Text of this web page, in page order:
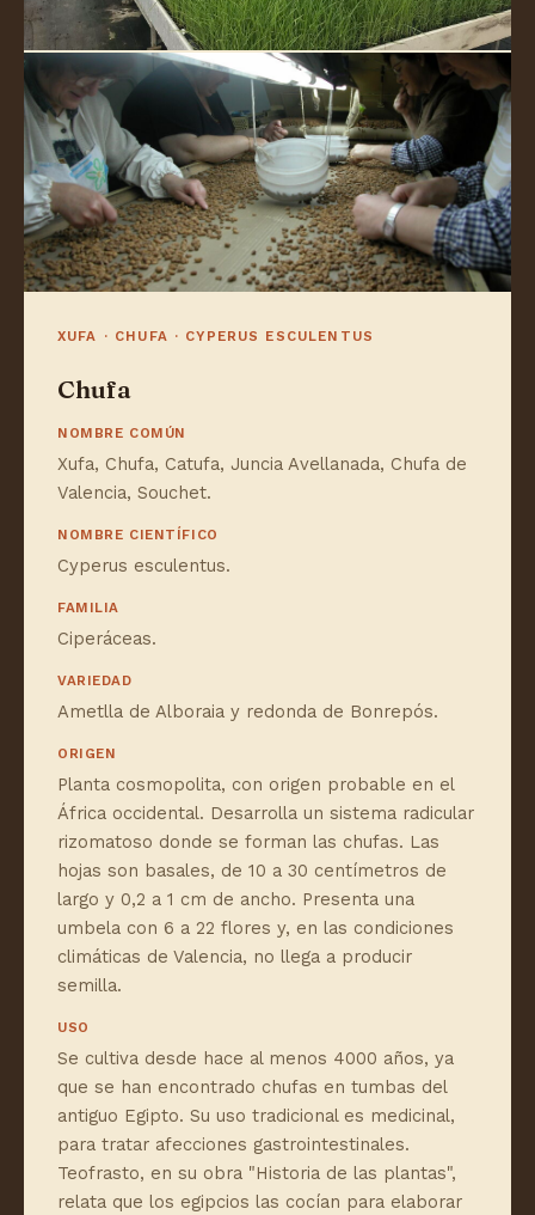
XUFA · CHUFA · CYPERUS ESCULENTUS
Chufa
NOMBRE COMÚN
Xufa, Chufa, Catufa, Juncia Avellanada, Chufa de
Valencia, Souchet.
NOMBRE CIENTÍFICO
Cyperus esculentus.
FAMILIA
Ciperáceas.
VARIEDAD
Ametlla de Alboraia y redonda de Bonrepós.
ORIGEN
Planta cosmopolita, con origen probable en el
África occidental. Desarrolla un sistema radicular
rizomatoso donde se forman las chufas. Las
hojas son basales, de 10 a 30 centímetros de
largo y 0,2 a 1 cm de ancho. Presenta una
umbela con 6 a 22 flores y, en las condiciones
climáticas de Valencia, no llega a producir
semilla.
USO
Se cultiva desde hace al menos 4000 años, ya
que se han encontrado chufas en tumbas del
antiguo Egipto. Su uso tradicional es medicinal,
para tratar afecciones gastrointestinales.
Teofrasto, en su obra "Historia de las plantas",
relata que los egipcios las cocían para elaborar